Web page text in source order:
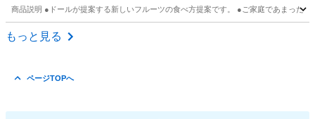
商品説明 ●ドールが提案する新しいフルーツの食べ方提案です。 ●ご家庭であまった
神奈川 厚木市
もっと見る
ページTOPへ